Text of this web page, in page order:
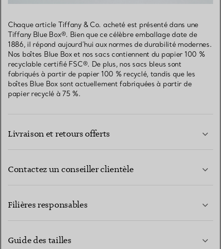
Chaque article Tiffany & Co. acheté est présenté dans une
Tiffany Blue Box®. Bien que ce célèbre emballage date de
1886, il répond aujourd’hui aux normes de durabilité modernes.
Nos boîtes Blue Box et nos sacs contiennent du papier 100 %
recyclable certifié FSC®. De plus, nos sacs bleus sont
fabriqués à partir de papier 100 % recyclé, tandis que les
boîtes Blue Box sont actuellement fabriquées à partir de
papier recyclé à 75 %.
Livraison et retours offerts
Contactez un conseiller clientèle
Filières responsables
Guide des tailles